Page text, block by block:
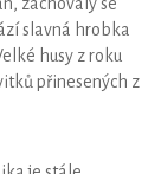
slavná hrobka
husy z roku
přinesených z